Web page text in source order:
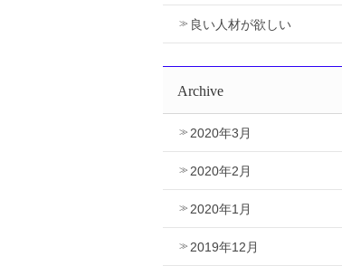
良い人材が欲しい
Archive
2020年3月
2020年2月
2020年1月
2019年12月